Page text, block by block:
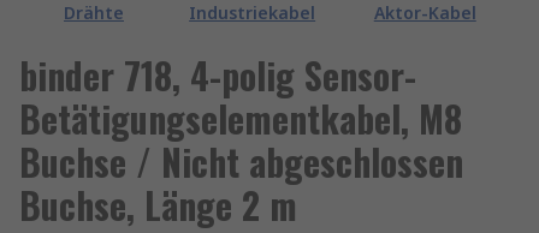
Drähte
Industriekabel
Aktor-Kabel
binder 718, 4-polig Sensor-
Betätigungselementkabel, M8
Buchse / Nicht abgeschlossen
Buchse, Länge 2 m